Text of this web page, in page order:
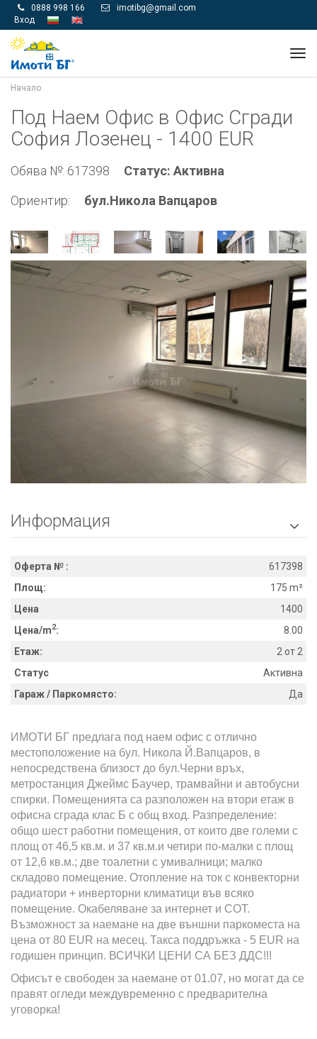
 0888 998 166 
imotibg@gmail.com
Вход
Начало
Под Наем Офис в Офис Сгради
София Лозенец - 1400 EUR
Обява №: 617398
Статус: Активна
Ориентир:
бул.Никола Вапцаров
Информация 
Оферта № :
617398
Площ:
175 m²
Цена
1400
Цена/m2:
8.00
Етаж:
2 от 2
Статус
Активна
Гараж / Паркомясто:
Да
ИМОТИ БГ предлага под наем офис с отлично
местоположение на бул. Никола Й.Вапцаров, в
непосредствена близост до бул.Черни връх,
метростанция Джеймс Баучер, трамвайни и автобусни
спирки. Помещенията са разположен на втори етаж в
офисна сграда клас Б с общ вход. Разпределение:
общо шест работни помещения, от които две големи с
площ от 46,5 кв.м. и 37 кв.м.и четири по-малки с площ
от 12,6 кв.м.; две тоалетни с умивалници; малко
складово помещение. Отопление на ток с конвекторни
радиатори + инверторни климатици във всяко
помещение. Окабеляване за интернет и СОТ.
Възможност за наемане на две външни паркоместа на
цена от 80 EUR на месец. Такса поддръжка - 5 EUR на
годишен принцип. ВСИЧКИ ЦЕНИ СА БЕЗ ДДС!!!
Офисът е свободен за наемане от 01.07, но могат да се
правят огледи междувременно с предварителна
уговорка!